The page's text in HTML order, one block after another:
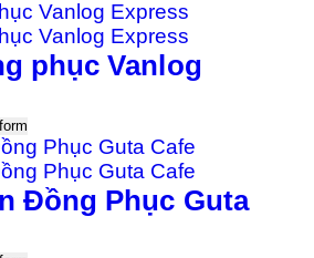
phục Vanlog
Đồng Phục Guta